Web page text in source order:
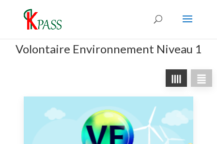
Volontaire Environnement Niveau 1